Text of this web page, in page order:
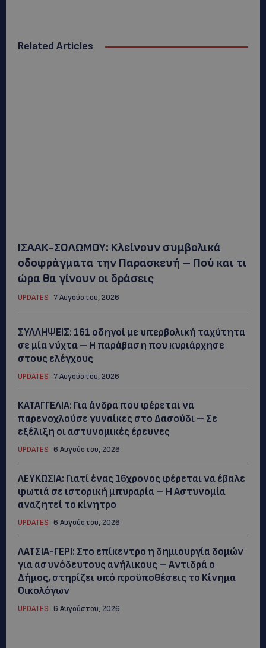
Related Articles
ΙΣΑΑΚ-ΣΟΛΩΜΟΥ: Κλείνουν συμβολικά
οδοφράγματα την Παρασκευή – Πού και τι
ώρα θα γίνουν οι δράσεις
UPDATES 7 Αυγούστου, 2026
ΣΥΛΛΗΨΕΙΣ: 161 οδηγοί με υπερβολική ταχύτητα
σε μία νύχτα – Η παράβαση που κυριάρχησε
στους ελέγχους
UPDATES 7 Αυγούστου, 2026
ΚΑΤΑΓΓΕΛΙΑ: Για άνδρα που φέρεται να
παρενοχλούσε γυναίκες στο Δασούδι – Σε
εξέλιξη οι αστυνομικές έρευνες
UPDATES 6 Αυγούστου, 2026
ΛΕΥΚΩΣΙΑ: Γιατί ένας 16χρονος φέρεται να έβαλε
φωτιά σε ιστορική μπυραρία – Η Αστυνομία
αναζητεί το κίνητρο
UPDATES 6 Αυγούστου, 2026
ΛΑΤΣΙΑ-ΓΕΡΙ: Στο επίκεντρο η δημιουργία δομών
για ασυνόδευτους ανήλικους – Αντιδρά ο
Δήμος, στηρίζει υπό προϋποθέσεις το Κίνημα
Οικολόγων
UPDATES 6 Αυγούστου, 2026